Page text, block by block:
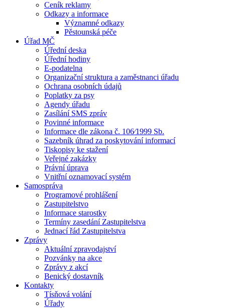
Ceník reklamy
Odkazy a informace
Významné odkazy
Pěstounská péče
Úřad MČ
Úřední deska
Úřední hodiny
E-podatelna
Organizační struktura a zaměstnanci úřadu
Ochrana osobních údajů
Poplatky za psy
Agendy úřadu
Zasílání SMS zpráv
Povinné informace
Informace dle zákona č. 106⁄1999 Sb.
Sazebník úhrad za poskytování informací
Tiskopisy ke stažení
Veřejné zakázky
Právní úprava
Vnitřní oznamovací systém
Samospráva
Programové prohlášení
Zastupitelstvo
Informace starostky
Termíny zasedání Zastupitelstva
Jednací řád Zastupitelstva
Zprávy
Aktuální zpravodajství
Pozvánky na akce
Zprávy z akcí
Benický dostavník
Kontakty
Tísňová volání
Úřady